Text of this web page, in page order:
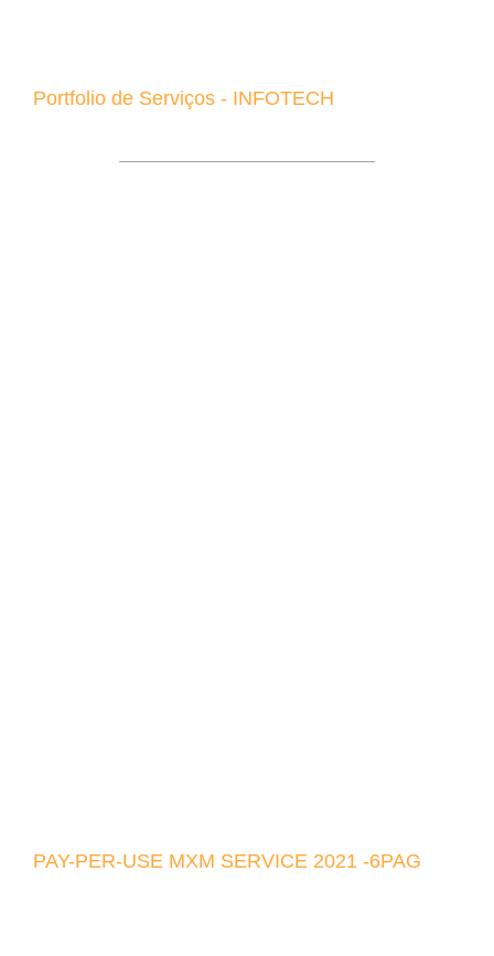
Portfolio de Serviços - INFOTECH
PAY-PER-USE MXM SERVICE 2021 -6PAG